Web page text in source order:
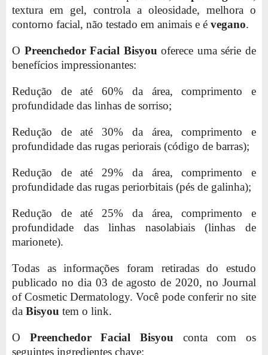
textura em gel, controla a oleosidade, melhora o
contorno facial, não testado em animais e é vegano.
O Preenchedor Facial Bisyou oferece uma série de
benefícios impressionantes:
Redução de até 60% da área, comprimento e
profundidade das linhas de sorriso;
Redução de até 30% da área, comprimento e
profundidade das rugas periorais (código de barras);
Redução de até 29% da área, comprimento e
profundidade das rugas periorbitais (pés de galinha);
Redução de até 25% da área, comprimento e
profundidade das linhas nasolabiais (linhas de
marionete).
Todas as informações foram retiradas do estudo
publicado no dia 03 de agosto de 2020, no Journal
of Cosmetic Dermatology. Você pode conferir no site
da Bisyou tem o link.
O Preenchedor Facial Bisyou conta com os
seguintes ingredientes chave: